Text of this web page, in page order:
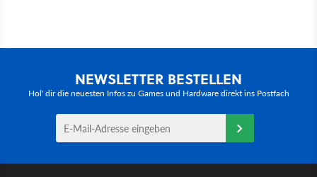
NEWSLETTER BESTELLEN
Hol' dir die neuesten Infos zu Games und Hardware direkt ins Postfach